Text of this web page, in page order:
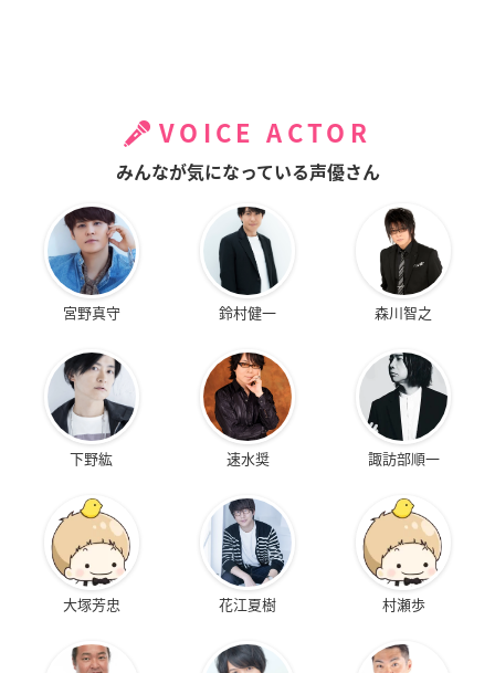
VOICE ACTOR
みんなが気になっている声優さん
宮野真守 鈴村健一 森川智之
下野紘 速水奨 諏訪部順一
大塚芳忠 花江夏樹 村瀬歩